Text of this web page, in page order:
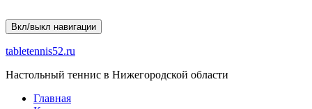
Вкл/выкл навигации
tabletennis52.ru
Настольный теннис в Нижегородской области
Главная